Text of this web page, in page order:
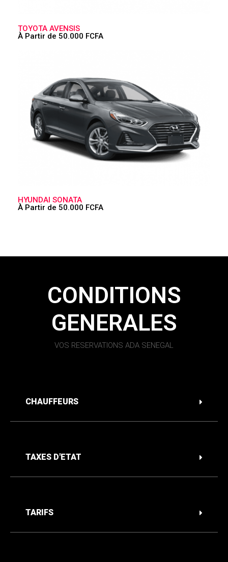
TOYOTA AVENSIS
À Partir de 50.000 FCFA
HYUNDAI SONATA
À Partir de 50.000 FCFA
CONDITIONS
GENERALES
VOS RESERVATIONS ADA SENEGAL
CHAUFFEURS
TAXES D'ETAT
TARIFS